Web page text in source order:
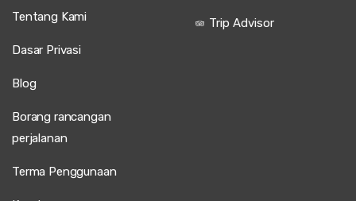
Tentang Kami
Dasar Privasi
Blog
Borang rancangan
perjalanan
Terma Penggunaan
Trip Advisor